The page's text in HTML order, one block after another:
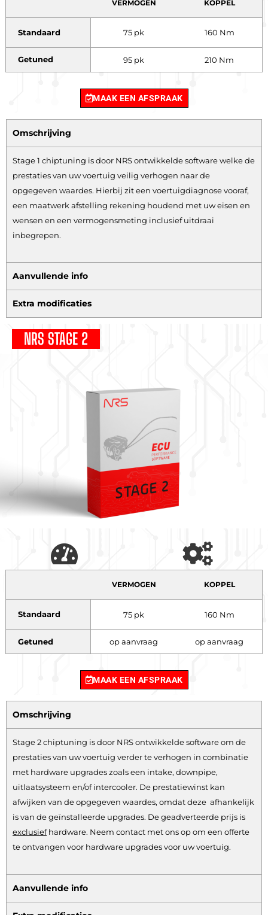
VERMOGEN KOPPEL
Standaard 75 pk 160 Nm
Getuned 95 pk 210 Nm
MAAK EEN AFSPRAAK
Omschrijving
Stage 1 chiptuning is door NRS ontwikkelde software welke de
prestaties van uw voertuig veilig verhogen naar de
opgegeven waardes. Hierbij zit een voertuigdiagnose vooraf,
een maatwerk afstelling rekening houdend met uw eisen en
wensen en een vermogensmeting inclusief uitdraai
inbegrepen.
Aanvullende info
Extra modificaties
NRS STAGE 2
VERMOGEN KOPPEL
Standaard 75 pk 160 Nm
Getuned op aanvraag op aanvraag
MAAK EEN AFSPRAAK
Omschrijving
Stage 2 chiptuning is door NRS ontwikkelde software om de
prestaties van uw voertuig verder te verhogen in combinatie
met hardware upgrades zoals een intake, downpipe,
uitlaatsysteem en/of intercooler. De prestatiewinst kan
afwijken van de opgegeven waardes, omdat deze afhankelijk
is van de geïnstalleerde upgrades. De geadverteerde prijs is
exclusiefhardware. Neem contact met ons op om een offerte
te ontvangen voor hardware upgrades voor uw voertuig.
Aanvullende info